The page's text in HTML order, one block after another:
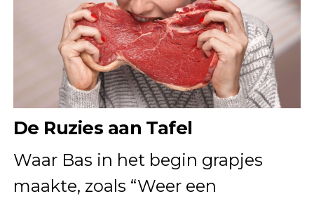
De Ruzies aan Tafel
Waar Bas in het begin grapjes
maakte, zoals “Weer een